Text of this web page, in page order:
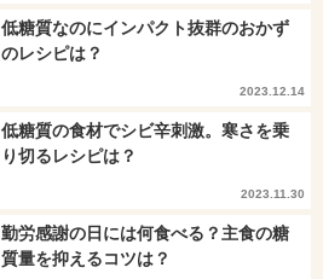
低糖質なのにインパクト抜群のおかず
のレシピは？
2023.12.14
低糖質の食材でシビ辛刺激。寒さを乗
り切るレシピは？
2023.11.30
勤労感謝の日には何食べる？主食の糖
質量を抑えるコツは？